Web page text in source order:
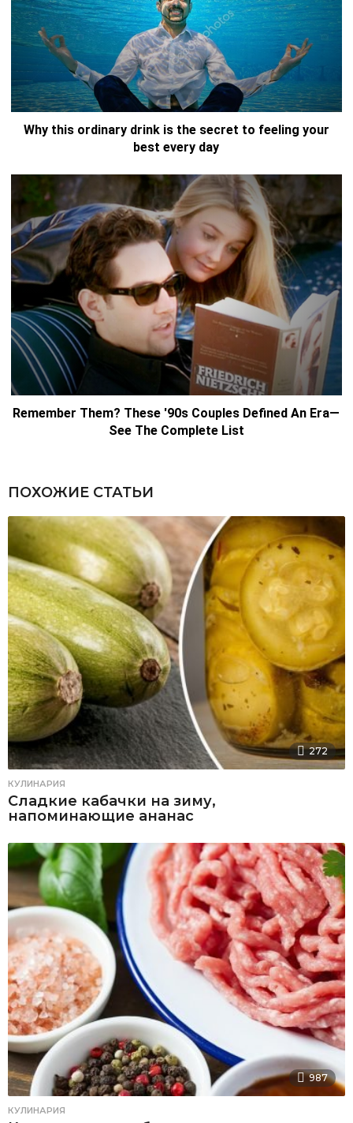
ПОХОЖИЕ СТАТЬИ
272
КУЛИНАРИЯ
Сладкие кабачки на зиму,
напоминающие ананас
987
КУЛИНАРИЯ